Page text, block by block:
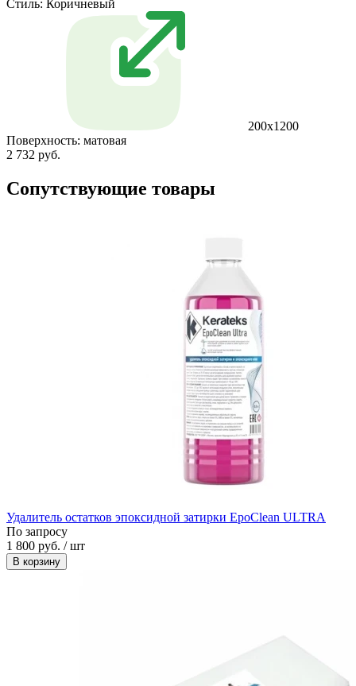
Стиль: Коричневый
200x1200
Поверхность: матовая
2 732 руб.
Сопутствующие товары
Удалитель остатков эпоксидной затирки EpoClean ULTRA
По запросу
1 800 руб. / шт
В корзину